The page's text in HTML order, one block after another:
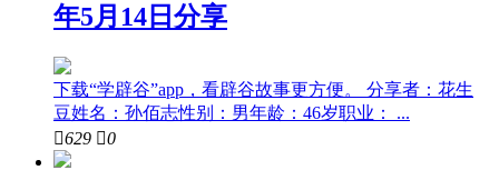
年5月14日分享
下载“学辟谷”app，看辟谷故事更方便。 分享者：花生
豆姓名：孙佰志性别：男年龄：46岁职业： ...
629 0